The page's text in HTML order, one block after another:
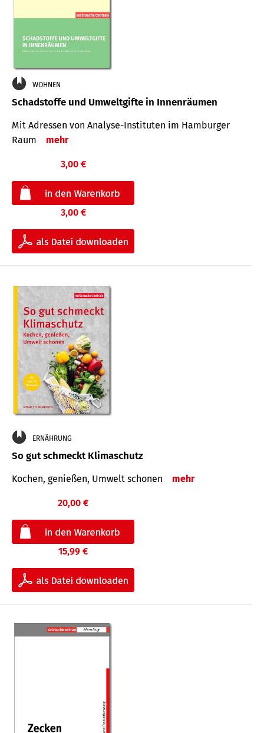
WOHNEN
Schadstoffe und Umweltgifte in Innenräumen
Mit Adressen von Analyse-Insti­tuten im Hamburger
Raum
mehr
3,00 €
3,00 €
ERNÄHRUNG
So gut schmeckt Klimaschutz
Kochen, genießen, Umwelt schonen mehr
20,00 €
15,99 €